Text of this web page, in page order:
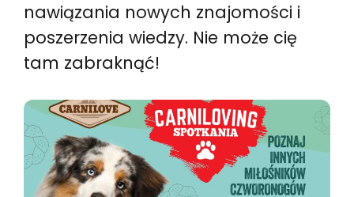
nawiązania nowych znajomości i
poszerzenia wiedzy. Nie może cię
tam zabraknąć!